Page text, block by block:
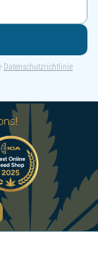
Datenschutzrichtlinie